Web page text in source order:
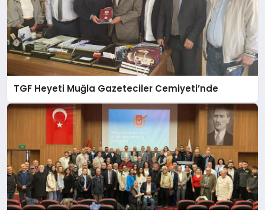
TGF Heyeti Muğla Gazeteciler Cemiyeti’nde